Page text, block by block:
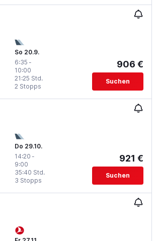
So 20.9.
6:35 -
10:00
2 Stopps
21:25 Std.
906 €
Suchen
Do 29.10.
14:20 -
9:00
3 Stopps
35:40 Std.
921 €
Suchen